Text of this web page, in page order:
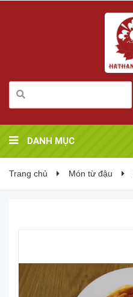
DANH MỤC
Trang chủ Món từ đậu